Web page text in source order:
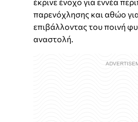
παρενόχλησης και αθώο
επιβάλλοντας του ποινή
αναστολή.